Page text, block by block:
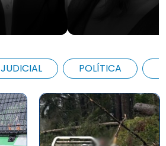
JUDICIAL POLÍTICA